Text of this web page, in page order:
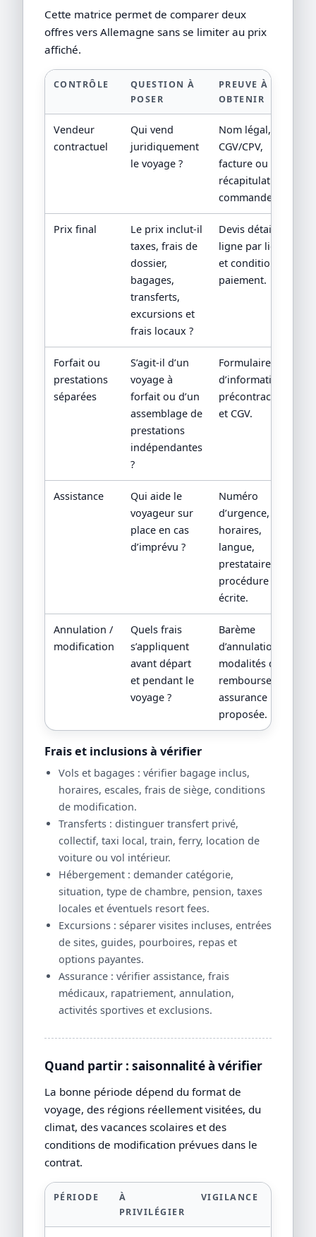
Cette matrice permet de comparer deux
offres vers Allemagne sans se limiter au prix
affiché.
CONTRÔLE
QUESTION À
POSER
PREUVE À
OBTENIR
Vendeur
contractuel
Qui vend
juridiquement
le voyage ?
Nom légal,
CGV/CPV,
facture ou
récapitulatif de
commande.
Prix final
Le prix inclut-il
taxes, frais de
dossier,
bagages,
transferts,
excursions et
frais locaux ?
Devis détaillé
ligne par ligne
et conditions de
paiement.
Forfait ou
prestations
séparées
S’agit-il d’un
voyage à
forfait ou d’un
assemblage de
prestations
indépendantes
?
Formulaire
d’information
précontractuelle
et CGV.
Assistance
Qui aide le
voyageur sur
place en cas
d’imprévu ?
Numéro
d’urgence,
horaires,
langue,
prestataire local,
procédure
écrite.
Annulation /
modification
Quels frais
s’appliquent
avant départ
et pendant le
voyage ?
Barème
d’annulation,
modalités de
remboursement,
assurance
proposée.
Frais et inclusions à vérifier
Vols et bagages : vérifier bagage inclus,
horaires, escales, frais de siège, conditions
de modification.
Transferts : distinguer transfert privé,
collectif, taxi local, train, ferry, location de
voiture ou vol intérieur.
Hébergement : demander catégorie,
situation, type de chambre, pension, taxes
locales et éventuels resort fees.
Excursions : séparer visites incluses, entrées
de sites, guides, pourboires, repas et
options payantes.
Assurance : vérifier assistance, frais
médicaux, rapatriement, annulation,
activités sportives et exclusions.
Quand partir : saisonnalité à vérifier
La bonne période dépend du format de
voyage, des régions réellement visitées, du
climat, des vacances scolaires et des
conditions de modification prévues dans le
contrat.
PÉRIODE
À
PRIVILÉGIER
VIGILANCE